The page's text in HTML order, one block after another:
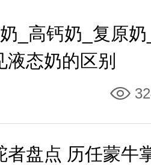
_高钙奶_复原奶
态奶的区别
者盘点 历任蒙牛